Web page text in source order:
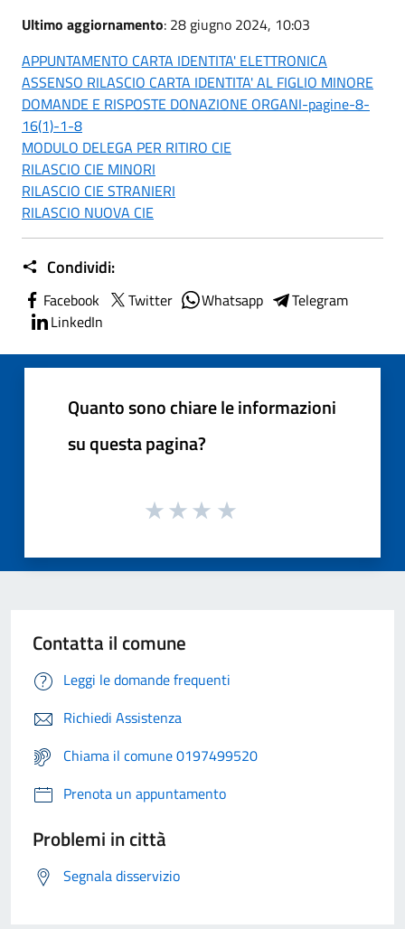
Ultimo aggiornamento: 28 giugno 2024, 10:03
APPUNTAMENTO CARTA IDENTITA' ELETTRONICA
ASSENSO RILASCIO CARTA IDENTITA' AL FIGLIO MINORE
DOMANDE E RISPOSTE DONAZIONE ORGANI-pagine-8-
16(1)-1-8
MODULO DELEGA PER RITIRO CIE
RILASCIO CIE MINORI
RILASCIO CIE STRANIERI
RILASCIO NUOVA CIE
Condividi:
Facebook Twitter Whatsapp
Telegram
LinkedIn
Quanto sono chiare le informazioni
su questa pagina?
Contatta il comune
Leggi le domande frequenti
Richiedi Assistenza
Chiama il comune 0197499520
Prenota un appuntamento
Problemi in città
Segnala disservizio